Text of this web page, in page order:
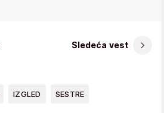
Sledeća vest
IZGLED SESTRE